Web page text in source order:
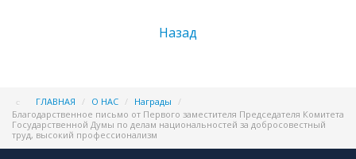
Назад
ГЛАВНАЯ / О НАС / Награды /
Благодарственное письмо от Первого заместителя Председателя Комитета
Государственной Думы по делам национальностей за добросовестный
труд, высокий профессионализм